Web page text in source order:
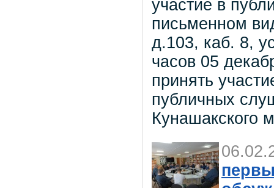
участие в
письменном
д.103, каб. 8,
часов 05
принять
публичных
Кунашакского